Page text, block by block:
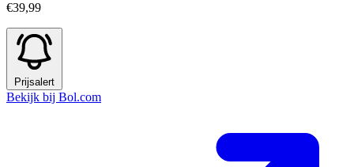
€39,99
Prijsalert
Bekijk bij Bol.com